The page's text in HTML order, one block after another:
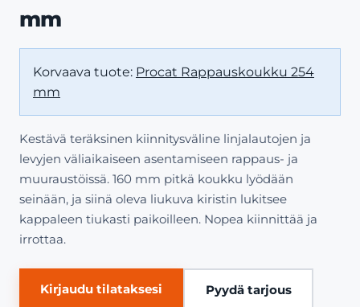
mm
Korvaava tuote: Procat Rappauskoukku 254
mm
Kestävä teräksinen kiinnitysväline linjalautojen ja
levyjen väliaikaiseen asentamiseen rappaus- ja
muuraustöissä. 160 mm pitkä koukku lyödään
seinään, ja siinä oleva liukuva kiristin lukitsee
kappaleen tiukasti paikoilleen. Nopea kiinnittää ja
irrottaa.
Kirjaudu tilataksesi Pyydä tarjous